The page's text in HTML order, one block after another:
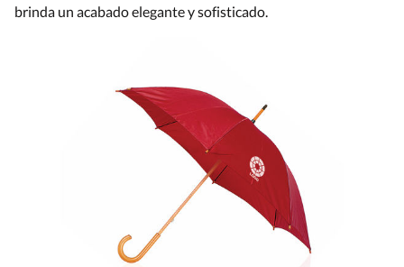
brinda un acabado elegante y sofisticado.